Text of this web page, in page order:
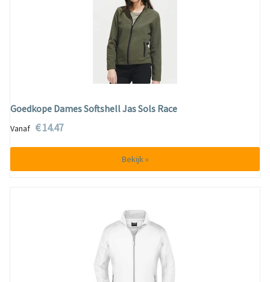
Goedkope Dames Softshell Jas Sols Race
Vanaf € 14.47
Bekijk »